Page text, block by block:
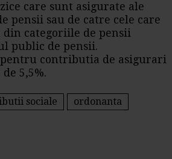
care sunt asigurate ale
pensii sau de catre cele care
din categoriile de pensii
public de pensii.
contributia de asigurari
5,5%.
sociale
ordonanta